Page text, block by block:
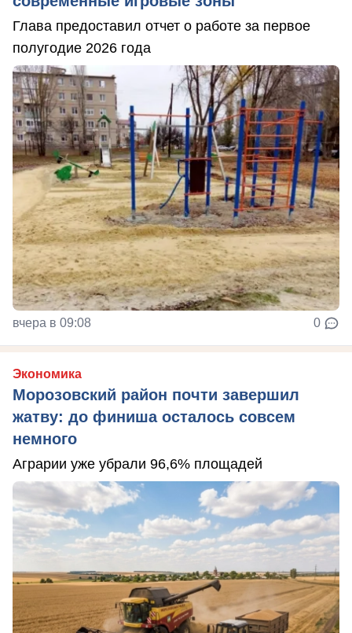
Глава предоставил отчет о работе за первое
полугодие 2026 года
вчера в 09:08 0
Экономика
Морозовский район почти завершил
жатву: до финиша осталось совсем
немного
Аграрии уже убрали 96,6% площадей